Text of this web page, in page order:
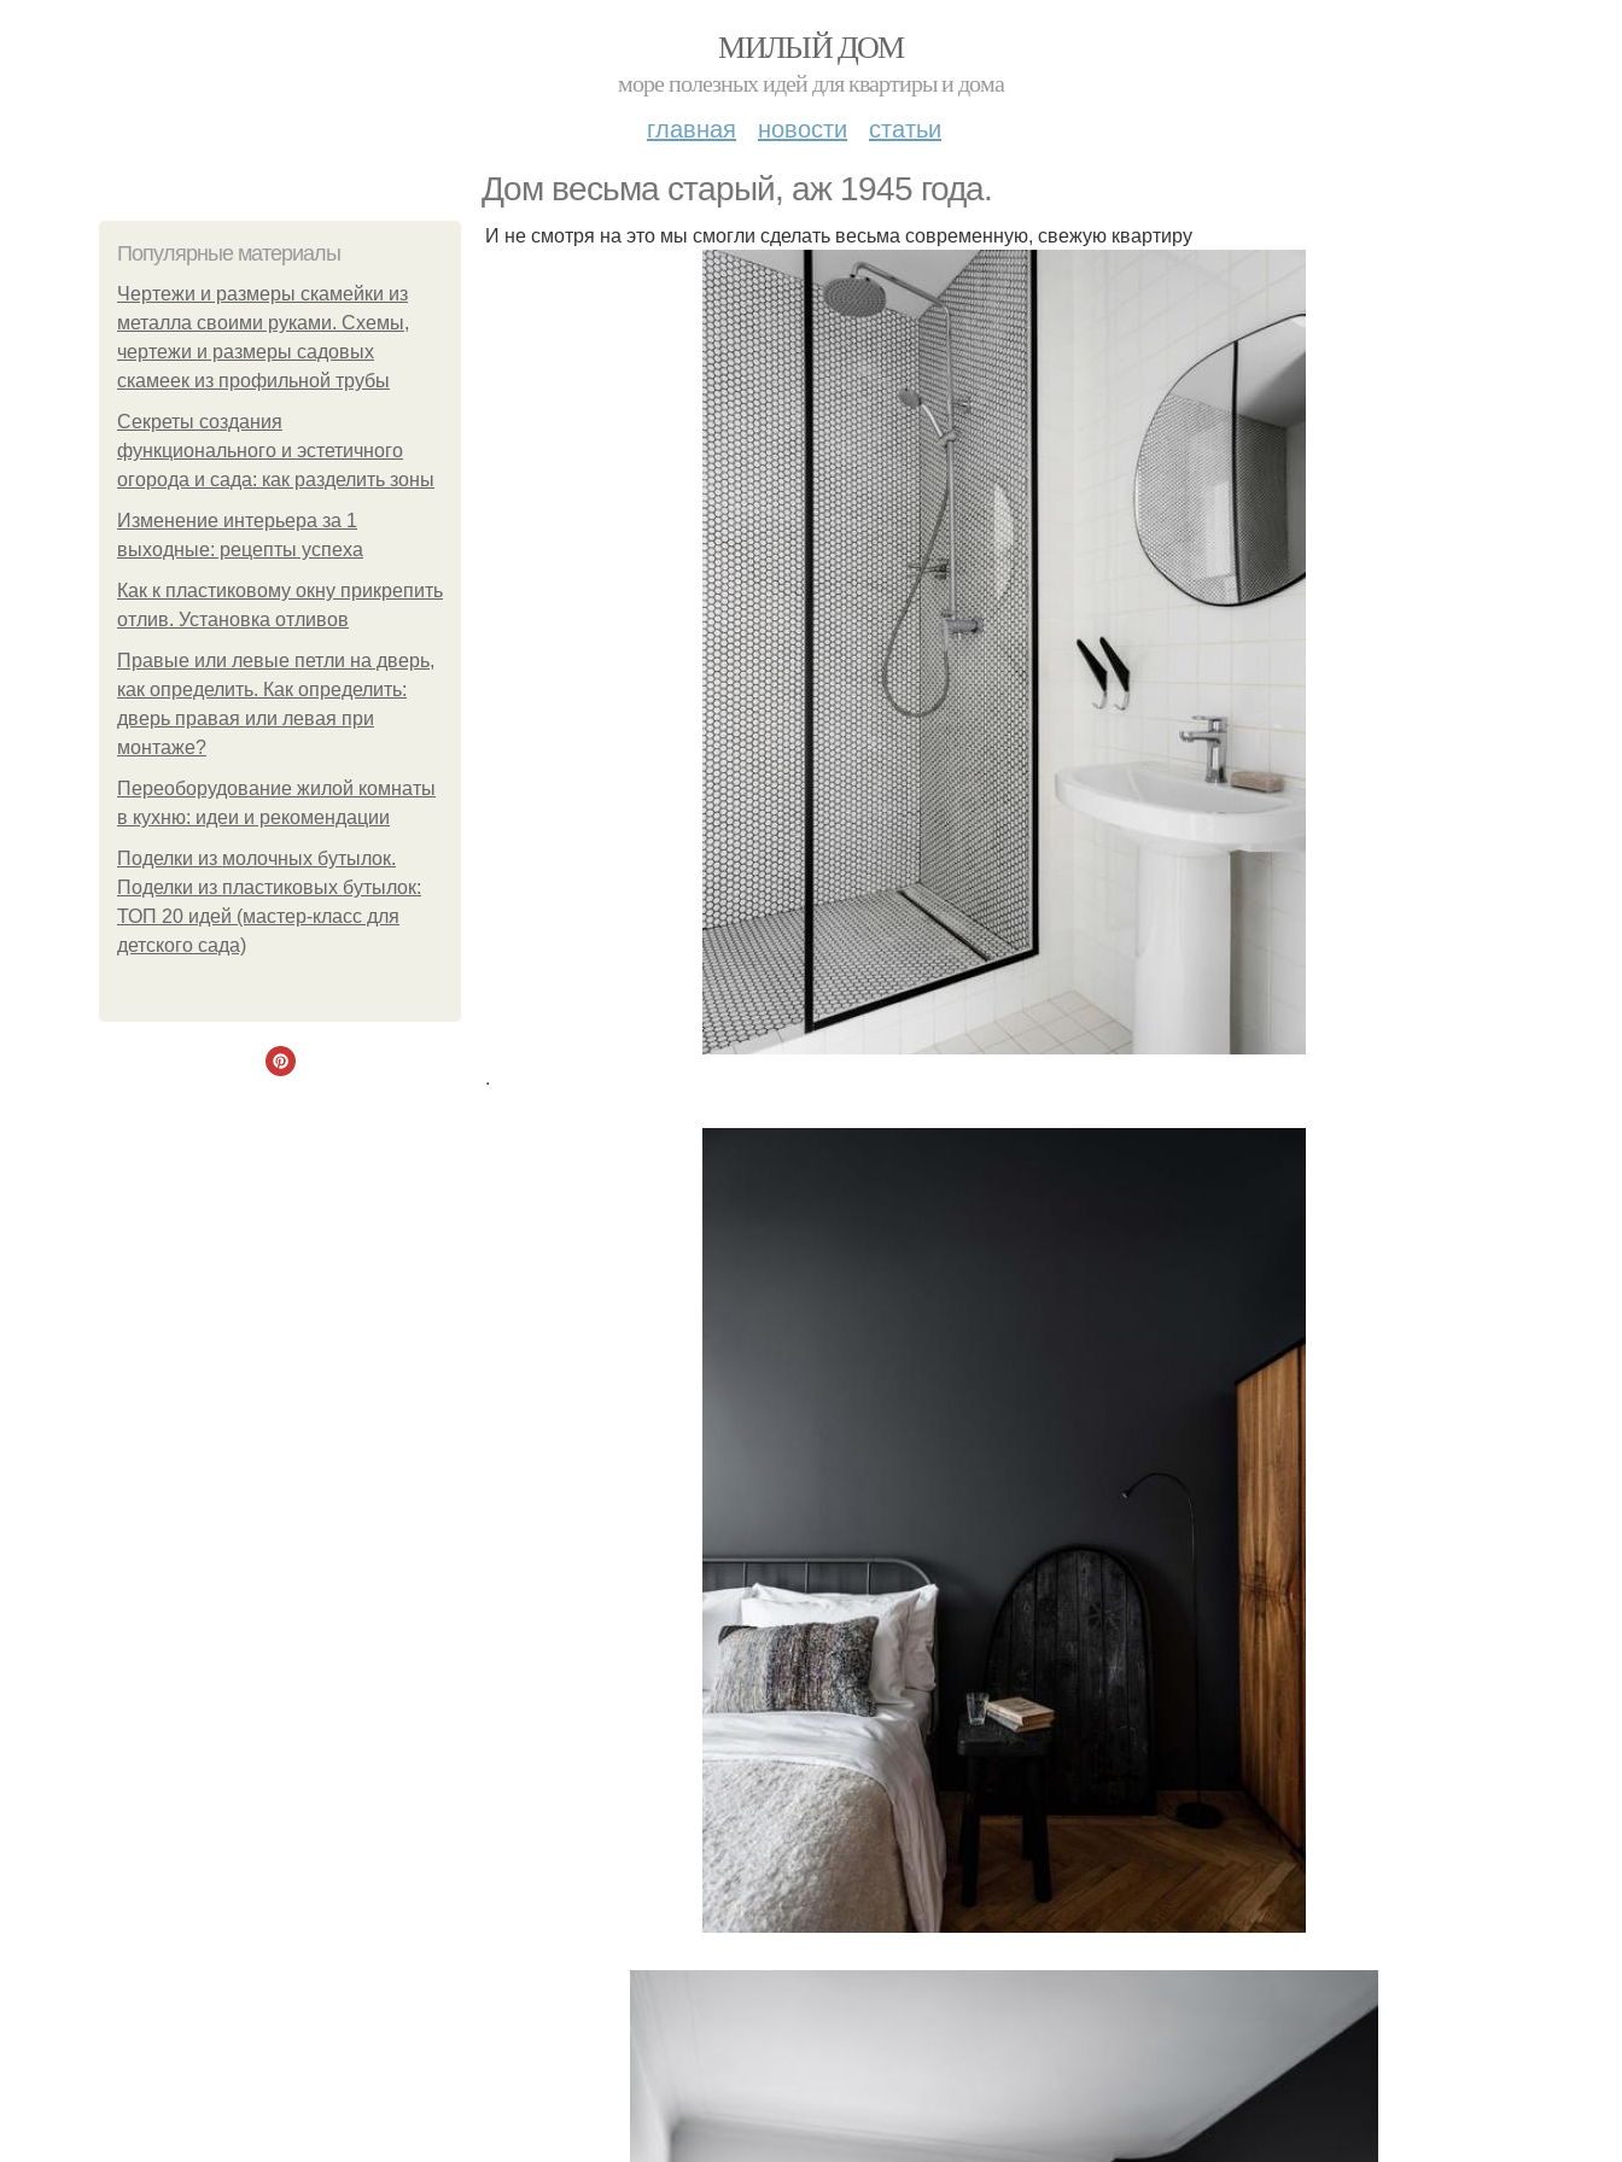
МИЛЫЙ ДОМ
море полезных идей для квартиры и дома
главная новости статьи
Дом весьма старый, аж 1945 года.
Популярные материалы
Чертежи и размеры скамейки из
металла своими руками. Схемы,
чертежи и размеры садовых
скамеек из профильной трубы
Секреты создания
функционального и эстетичного
огорода и сада: как разделить зоны
Изменение интерьера за 1
выходные: рецепты успеха
Как к пластиковому окну прикрепить
отлив. Установка отливов
Правые или левые петли на дверь,
как определить. Как определить:
дверь правая или левая при
монтаже?
Переоборудование жилой комнаты
в кухню: идеи и рекомендации
Поделки из молочных бутылок.
Поделки из пластиковых бутылок:
ТОП 20 идей (мастер-класс для
детского сада)
И не смотря на это мы смогли сделать весьма современную, свежую квартиру
.